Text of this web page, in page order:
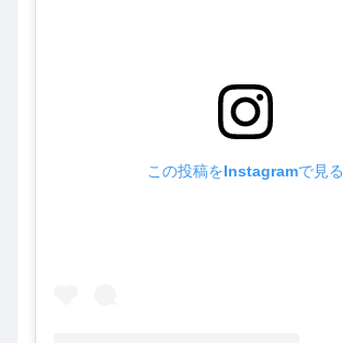
この投稿をInstagramで見る